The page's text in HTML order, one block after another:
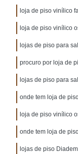
loja de piso vinílico
loja de piso vinílico
lojas de piso para
procuro por loja de
lojas de piso para
onde tem loja de
loja de piso vinílico
onde tem loja de
lojas de piso